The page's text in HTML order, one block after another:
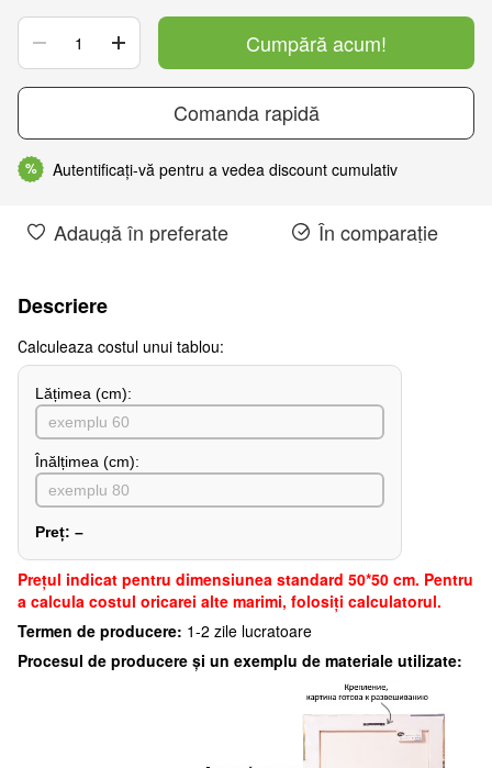
Cumpără acum!
Comanda rapidă
% Autentificați-vă pentru a vedea discount cumulativ
Adaugă în preferate În comparație
Descriere
Сalculeaza costul unui tablou:
Lățimea (сm):
Înălțimea (cm):
Preț: –
Preţul indicat pentru dimensiunea standard 50*50 cm. Pentru
a calcula costul oricarei alte marimi, folosiți calculatorul.
Termen de producere: 1-2 zile lucratoare
Procesul de producere și un exemplu de materiale utilizate: